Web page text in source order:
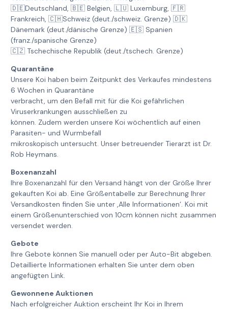
🇩🇪Deutschland, 🇧🇪 Belgien, 🇱🇺 Luxemburg, 🇫🇷
Frankreich, 🇨🇭Schweiz (deut./schweiz. Grenze) 🇩🇰
Dänemark (deut./dänische Grenze) 🇪🇸 Spanien
(franz./spanische Grenze)
🇨🇿 Tschechische Republik (deut./tschech. Grenze)
Quarantäne
Unsere Koi haben beim Zeitpunkt des Verkaufes mindestens
6 Wochen in Quarantäne
verbracht, um den Befall mit für die Koi gefährlichen
Viruserkrankungen ausschließen zu
können. Zudem werden unsere Koi wöchentlich auf einen
Parasiten- und Wurmbefall
mikroskopisch untersucht. Unser betreuender Tierarzt ist Dr.
Rob Heymans.
Boxenanzahl
Ihre Boxenanzahl für den Versand hängt von der Größe Ihrer
gekauften Koi ab. Eine Größentabelle zur Berechnung Ihrer
Versandkosten finden Sie unter ‚Alle Informationen‘. Koi mit
einem Größenunterschied von 10cm können nicht zusammen
versendet werden.
Gebote
Ihre Gebote können Sie manuell oder per Auto-Bit abgeben.
Detaillierte Informationen erhalten Sie unter dem oben
angefügten Link.
Gewonnene Auktionen
Nach erfolgreicher Auktion erscheint Ihr Koi in Ihrem